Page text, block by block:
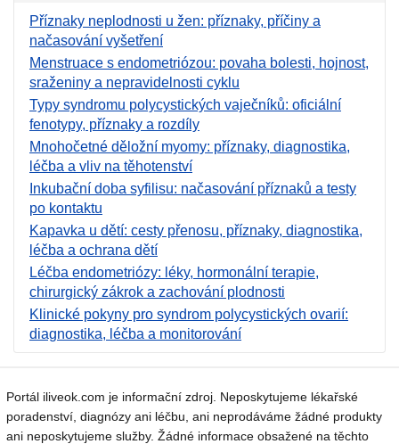
Příznaky neplodnosti u žen: příznaky, příčiny a
načasování vyšetření
Menstruace s endometriózou: povaha bolesti, hojnost,
sraženiny a nepravidelnosti cyklu
Typy syndromu polycystických vaječníků: oficiální
fenotypy, příznaky a rozdíly
Mnohočetné děložní myomy: příznaky, diagnostika,
léčba a vliv na těhotenství
Inkubační doba syfilisu: načasování příznaků a testy
po kontaktu
Kapavka u dětí: cesty přenosu, příznaky, diagnostika,
léčba a ochrana dětí
Léčba endometriózy: léky, hormonální terapie,
chirurgický zákrok a zachování plodnosti
Klinické pokyny pro syndrom polycystických ovarií:
diagnostika, léčba a monitorování
Portál iliveok.com je informační zdroj. Neposkytujeme lékařské
poradenství, diagnózy ani léčbu, ani neprodáváme žádné produkty
ani neposkytujeme služby. Žádné informace obsažené na těchto